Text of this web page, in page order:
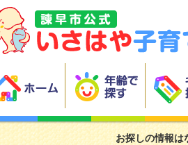
お探しの情報は